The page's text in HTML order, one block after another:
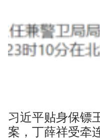
习近平贴身保镖
案，丁薛祥受牵